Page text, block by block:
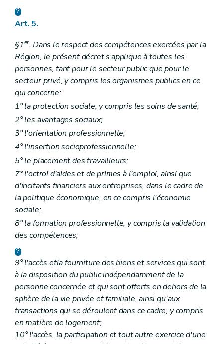
Art. 5.
§1er. Dans le respect des compétences exercées par la
Région, le présent décret s'applique à toutes les
personnes, tant pour le secteur public que pour le
secteur privé, y compris les organismes publics en ce
qui concerne:
1° la protection sociale, y compris les soins de santé;
2° les avantages sociaux;
3° l'orientation professionnelle;
4° l'insertion socioprofessionnelle;
5° le placement des travailleurs;
7° l'octroi d'aides et de primes à l'emploi, ainsi que
d'incitants financiers aux entreprises, dans le cadre de
la politique économique, en ce compris l'économie
sociale;
8° la formation professionnelle, y compris la validation
des compétences;
9°l'accès etla fourniture des biens et services qui sont
à la disposition du public indépendamment de la
personne concernée et qui sont offerts en dehors de la
sphère de la vie privée et familiale, ainsi qu'aux
transactions qui se déroulent dans ce cadre, y compris
en matière de logement;
10° l'accès, la participation et tout autre exercice d'une